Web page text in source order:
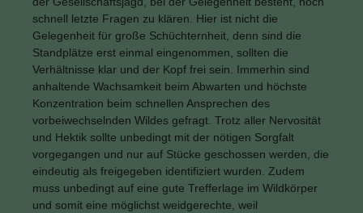
schnell letzte Fragen zu klären. Hier ist nicht die
Gelegenheit für große Schüchternheit, denn sind die
Standplätze erst einmal eingenommen, sollten die
Verhältnisse klar und der Kopf frei sein. Immerhin sind
anhaltende Wachsamkeit beim Abwarten und höchste
Konzentration beim schnellen Ansprechen des
vorbeiwechselnden Wildes gefragt. Trotz aller Nervosität
und Hektik sollte unbedingt mit der nötigen Sorgfalt
vorgegangen und nur auf Stücke geschossen werden, die
eindeutig als freigegeben identifiziert wurden. Zudem
muss unbedingt auf eine gute Trefferlage im Wildkörper
und somit eine möglichst weidgerechte, weil